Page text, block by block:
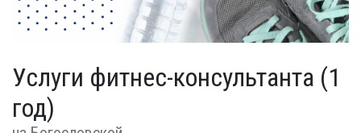
Услуги фитнес-консультанта (1
год)